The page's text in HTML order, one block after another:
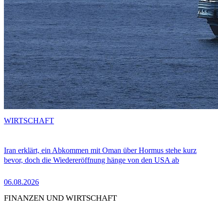
Iran erklärt, ein Abkommen mit Oman über Hormus stehe kurz
bevor, doch die Wiedereröffnung hänge von den USA ab
06.08.2026
WIRTSCHAFT
FINANZEN UND WIRTSCHAFT